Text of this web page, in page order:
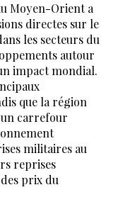
Moyen-Orient a
directes sur le
les secteurs du
autour
impact mondial.
que la région
carrefour
militaires au
reprises
prix du